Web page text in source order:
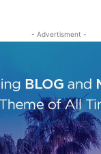
- Advertisment -